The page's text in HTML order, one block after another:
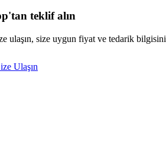
teklif alın
ulaşın, size uygun fiyat ve tedarik bilgisini
Ulaşın